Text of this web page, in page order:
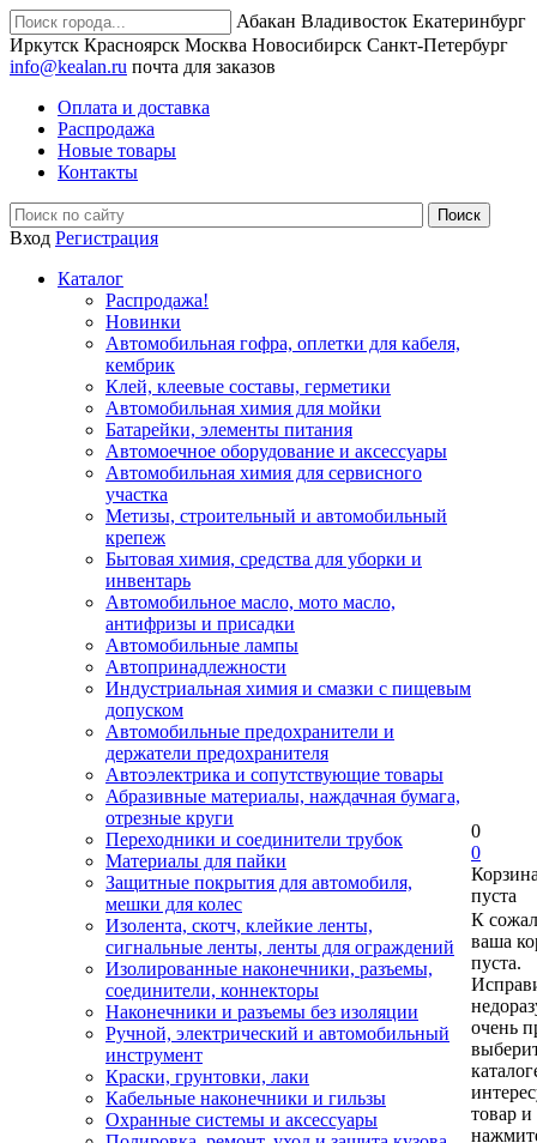
Абакан Владивосток Екатеринбург
Иркутск Красноярск Москва Новосибирск Санкт-Петербург
info@kealan.ru почта для заказов
Оплата и доставка
Распродажа
Новые товары
Контакты
Вход Регистрация
Каталог
Распродажа!
Новинки
Автомобильная гофра, оплетки для кабеля,
кембрик
Клей, клеевые составы, герметики
Автомобильная химия для мойки
Батарейки, элементы питания
Автомоечное оборудование и аксессуары
Автомобильная химия для сервисного
участка
Метизы, строительный и автомобильный
крепеж
Бытовая химия, средства для уборки и
инвентарь
Автомобильное масло, мото масло,
антифризы и присадки
Автомобильные лампы
Автопринадлежности
Индустриальная химия и смазки с пищевым
допуском
Автомобильные предохранители и
держатели предохранителя
Автоэлектрика и сопутствующие товары
Абразивные материалы, наждачная бумага,
отрезные круги
Переходники и соединители трубок
Материалы для пайки
Защитные покрытия для автомобиля,
мешки для колес
Изолента, скотч, клейкие ленты,
сигнальные ленты, ленты для ограждений
Изолированные наконечники, разъемы,
соединители, коннекторы
Наконечники и разъемы без изоляции
Ручной, электрический и автомобильный
инструмент
Краски, грунтовки, лаки
Кабельные наконечники и гильзы
Охранные системы и аксессуары
0
0
пуста
К
ваша
пуста.
очень
товар и